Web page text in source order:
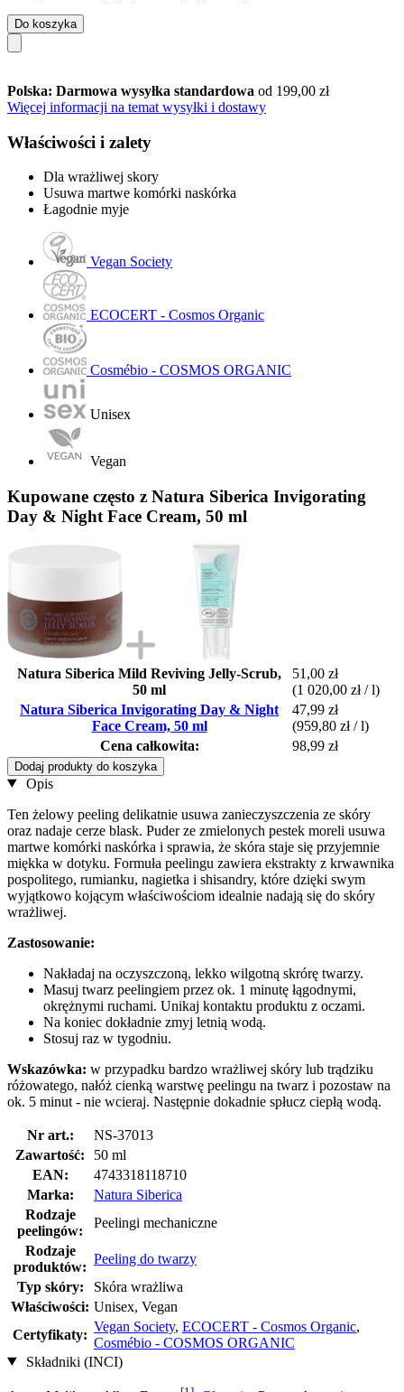
Do koszyka
Polska: Darmowa wysyłka standardowa od 199,00 zł
Więcej informacji na temat wysyłki i dostawy
Właściwości i zalety
Dla wrażliwej skory
Usuwa martwe komórki naskórka
Łagodnie myje
Vegan Society
ECOCERT - Cosmos Organic
Cosmébio - COSMOS ORGANIC
Unisex
Vegan
Kupowane często z Natura Siberica Invigorating
Day & Night Face Cream, 50 ml
Natura Siberica Mild Reviving Jelly-Scrub,
50 ml
51,00 zł
(1 020,00 zł / l)
Natura Siberica Invigorating Day & Night
Face Cream, 50 ml
47,99 zł
(959,80 zł / l)
Cena całkowita:
98,99 zł
Dodaj produkty do koszyka
Opis
Ten żelowy peeling delikatnie usuwa zanieczyszczenia ze skóry
oraz nadaje cerze blask. Puder ze zmielonych pestek moreli usuwa
martwe komórki naskórka i sprawia, że skóra staje się przyjemnie
miękka w dotyku. Formuła peelingu zawiera ekstrakty z krwawnika
pospolitego, rumianku, nagietka i shisandry, które dzięki swym
wyjątkowo kojącym właściwościom idealnie nadają się do skóry
wrażliwej.
Zastosowanie:
Nakładaj na oczyszczoną, lekko wilgotną skrórę twarzy.
Masuj twarz peelingiem przez ok. 1 minutę łągodnymi,
okrężnymi ruchami. Unikaj kontaktu produktu z oczami.
Na koniec dokładnie zmyj letnią wodą.
Stosuj raz w tygodniu.
Wskazówka: w przypadku bardzo wrażliwej skóry lub trądziku
różowatego, nałóż cienką warstwę peelingu na twarz i pozostaw na
ok. 5 minut - nie wcieraj. Następnie dokadnie spłucz ciepłą wodą.
Nr art.:
NS-37013
Zawartość:
50 ml
EAN:
4743318118710
Marka:
Natura Siberica
Rodzaje
peelingów:
Peelingi mechaniczne
Rodzaje
produktów:
Peeling do twarzy
Typ skóry:
Skóra wrażliwa
Właściwości: Unisex, Vegan
Certyfikaty:
Vegan Society, ECOCERT - Cosmos Organic,
Cosmébio - COSMOS ORGANIC
Składniki (INCI)